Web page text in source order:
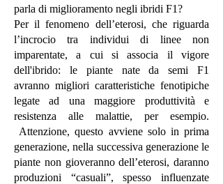
parla di miglioramento negli ibridi F1?
Per il fenomeno dell’eterosi, che riguarda
l’incrocio tra individui di linee non
imparentate, a cui si associa il vigore
dell'ibrido: le piante nate da semi F1
avranno migliori caratteristiche fenotipiche
legate ad una maggiore produttività e
resistenza alle malattie, per esempio.
Attenzione, questo avviene solo in prima
generazione, nella successiva generazione le
piante non gioveranno dell’eterosi, daranno
produzioni “casuali”, spesso influenzate